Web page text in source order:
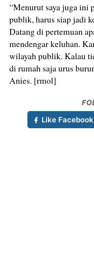
“Menurut saya juga ini
publik, harus siap jadi
Datang di pertemuan
mendengar keluhan.
wilayah publik. Kalau
di rumah saja urus
Anies. [rmol]
Like Facebook